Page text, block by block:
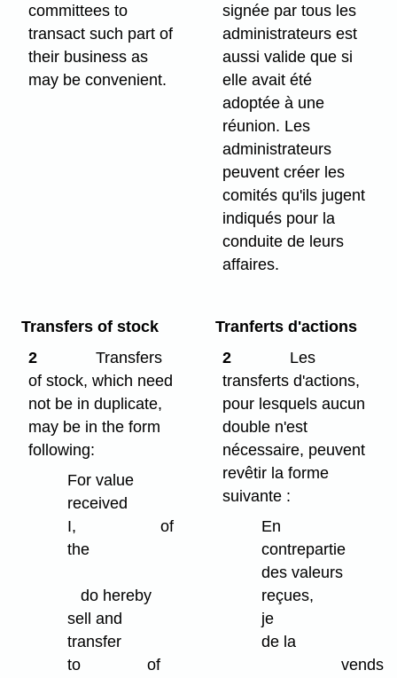
committees to
transact such part of
their business as
may be convenient.
signée par tous les
administrateurs est
aussi valide que si
elle avait été
adoptée à une
réunion. Les
administrateurs
peuvent créer les
comités qu'ils jugent
indiqués pour la
conduite de leurs
affaires.
Transfers of stock
2
Transfers
of stock, which need
not be in duplicate,
may be in the form
following:
For value
received
I, of
the
do hereby
sell and
transfer
to of
Tranferts d'actions
2
Les
transferts d'actions,
pour lesquels aucun
double n'est
nécessaire, peuvent
revêtir la forme
suivante :
En
contrepartie
des valeurs
reçues,
je
de la
vends